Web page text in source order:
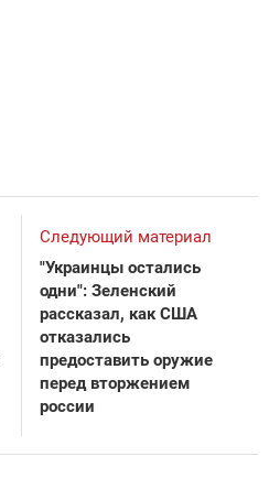
Следующий материал
"Украинцы остались
одни": Зеленский
рассказал, как США
отказались
предоставить оружие
перед вторжением
россии